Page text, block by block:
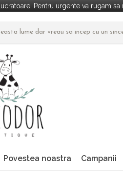
Pentru urgente va rugam sa
lume dar vreau sa incep cu un
Povestea noastra Campanii